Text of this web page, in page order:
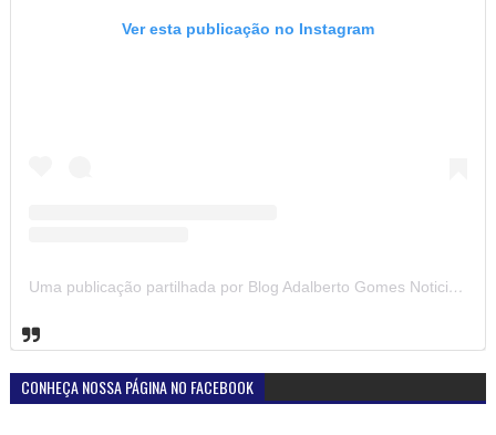
Ver esta publicação no Instagram
Uma publicação partilhada por Blog Adalberto Gomes Noticias (@blogadalbertogomesnoticiass)
CONHEÇA NOSSA PÁGINA NO FACEBOOK